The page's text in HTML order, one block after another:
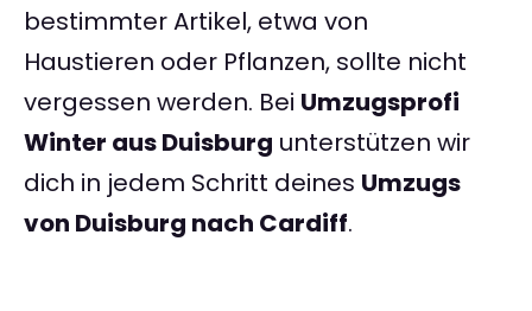
bestimmter Artikel, etwa von
Haustieren oder Pflanzen, sollte nicht
vergessen werden. Bei Umzugsprofi
Winter aus Duisburg unterstützen wir
dich in jedem Schritt deines Umzugs
von Duisburg nach Cardiff.